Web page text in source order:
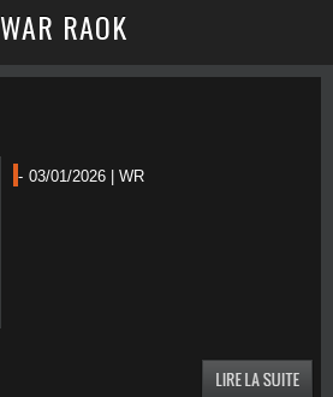
WAR RAOK
- 03/01/2026 | WR